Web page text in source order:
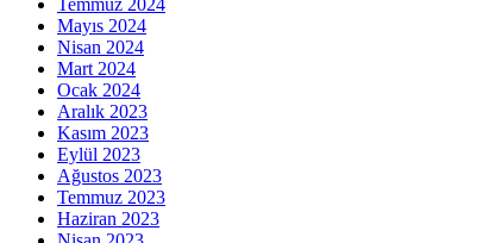
Mayıs 2024
Nisan 2024
Mart 2024
Ocak 2024
Aralık 2023
Kasım 2023
Eylül 2023
Ağustos 2023
Temmuz 2023
Haziran 2023